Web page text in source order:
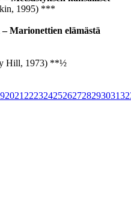
1995) ***
Marionettien elämästä
Hill, 1973) **½
2021 2223242526272829303132